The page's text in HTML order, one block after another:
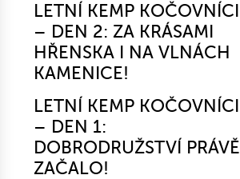
LETNÍ KEMP KOČOVNÍCI
– DEN 2: ZA KRÁSAMI
HŘENSKA I NA VLNÁCH
KAMENICE!
LETNÍ KEMP KOČOVNÍCI
– DEN 1:
DOBRODRUŽSTVÍ PRÁVĚ
ZAČALO!